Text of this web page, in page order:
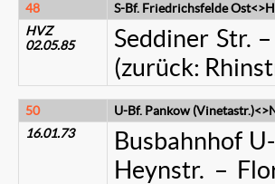
48
S-Bf. Friedrichsfelde
HVZ
02.05.85
Seddiner Str.
(zurück:
50
U-Bf. Pankow
16.01.73
Busbahnhof
Heynstr. –